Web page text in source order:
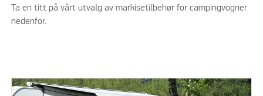
Ta en titt på vårt utvalg av markisetilbehør for campingvogner
nedenfor.